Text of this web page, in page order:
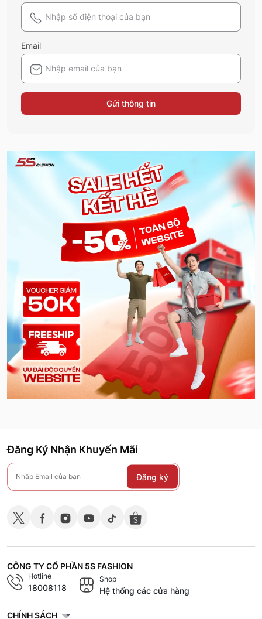
Email
Gửi thông tin
Đăng Ký Nhận Khuyến Mãi
Đăng ký
CÔNG TY CỔ PHẦN 5S FASHION
Hotline
18008118
Shop
Hệ thống các cửa hàng
CHÍNH SÁCH